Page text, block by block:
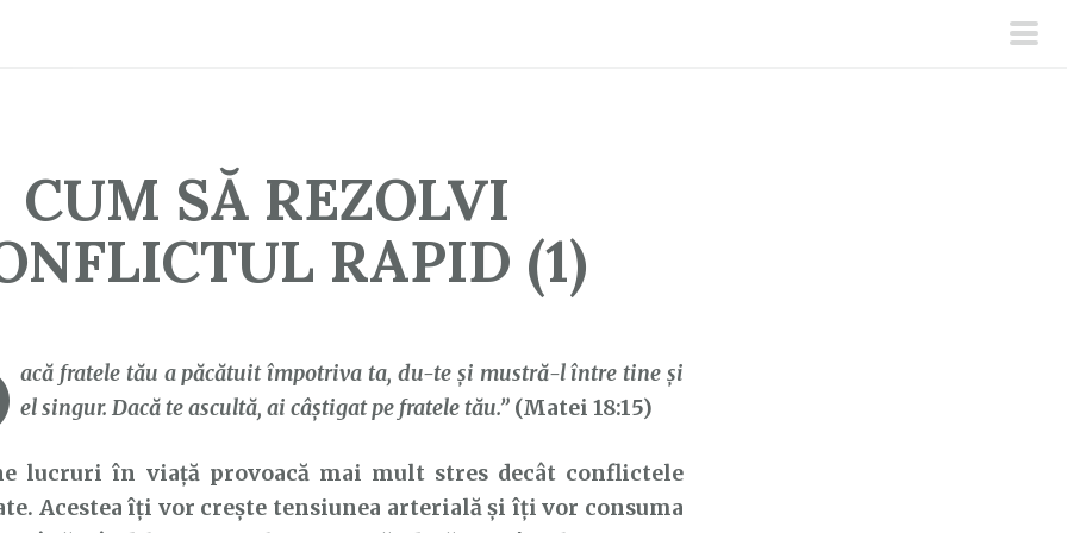
CUM SĂ REZOLVI
RAPID (1)
acă fratele tău a păcătuit împotriva ta, du-te şi mustră-l între tine şi
el singur. Dacă te ascultă, ai câştigat pe fratele tău.” (Matei 18:15)
în viață provoacă mai mult stres decât conflictele
Acestea îți vor crește tensiunea arterială și îți vor consuma